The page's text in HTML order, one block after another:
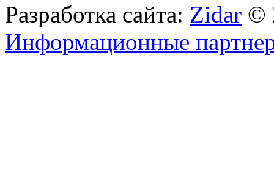
Разработка сайта: Zidar ©
Информационные